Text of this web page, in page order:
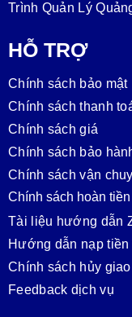
Trình Quản Lý
HỖ TRỢ
Chính sách bảo mật
Chính sách thanh
Chính sách giá
Chính sách bảo
Chính sách vận
Chính sách hoàn tiền
Tài liệu hướng dẫn
Hướng dẫn nạp tiền
Chính sách hủy
Feedback dịch vụ